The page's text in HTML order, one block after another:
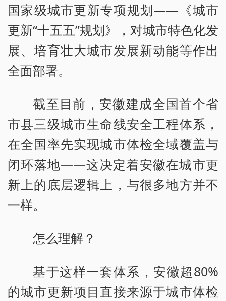
国家级城市更新专项规划——《城市
更新“十五五”规划》，对城市特色化发
展、培育壮大城市发展新动能等作出
全面部署。
截至目前，安徽建成全国首个省
市县三级城市生命线安全工程体系，
在全国率先实现城市体检全域覆盖与
闭环落地——这决定着安徽在城市更
新上的底层逻辑上，与很多地方并不
一样。
怎么理解？
基于这样一套体系，安徽超80%
的城市更新项目直接来源于城市体检